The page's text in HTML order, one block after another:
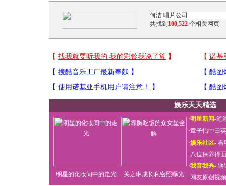
共找到 100,522 个相关网页.
娱乐天天精选
明星的化妆间中的走光 关之琳成长私密照曝光
·明星新闻-笔
·章子怡中田
·娱乐社区- 看
·八位保养得
·我音我秀- 锵
· 网友原创视